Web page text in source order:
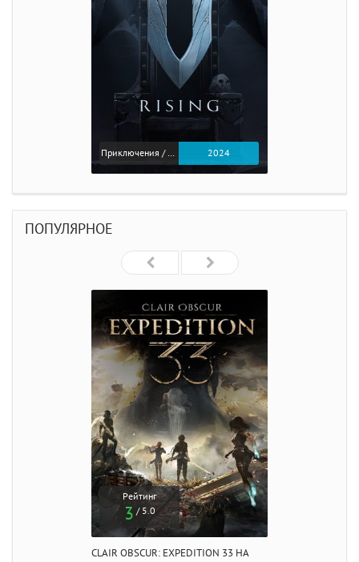
Приключения / Экшен 2024
ПОПУЛЯРНОЕ
Рейтинг
3 / 5.0
CLAIR OBSCUR: EXPEDITION 33 НА